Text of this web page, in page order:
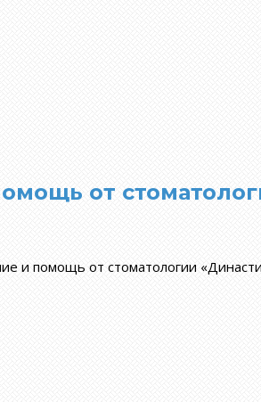
от
и помощь от стоматологии